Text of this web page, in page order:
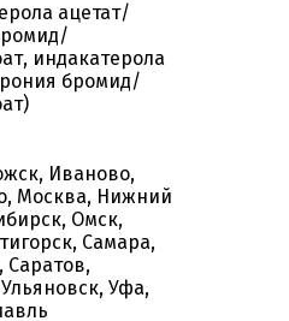
ацетат/
индакатерола
бромид/
Иваново,
Москва, Нижний
Омск,
Самара,
Саратов,
Уфа,